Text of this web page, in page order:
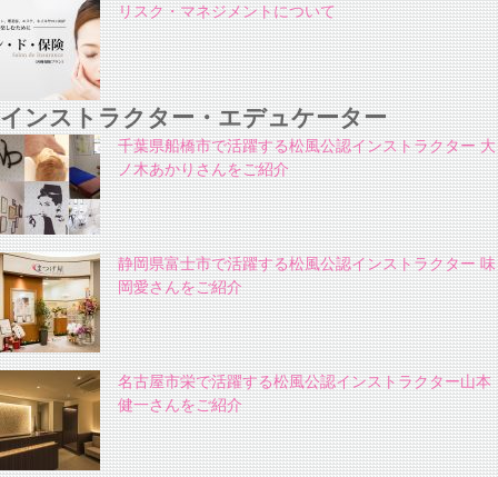
リスク・マネジメントについて
インストラクター・エデュケーター
千葉県船橋市で活躍する松風公認インストラクター 大
ノ木あかりさんをご紹介
静岡県富士市で活躍する松風公認インストラクター 味
岡愛さんをご紹介
名古屋市栄で活躍する松風公認インストラクター山本
健一さんをご紹介